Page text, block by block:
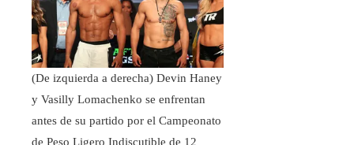
(De izquierda a derecha) Devin Haney
y Vasilly Lomachenko se enfrentan
antes de su partido por el Campeonato
de Peso Ligero Indiscutible de 12